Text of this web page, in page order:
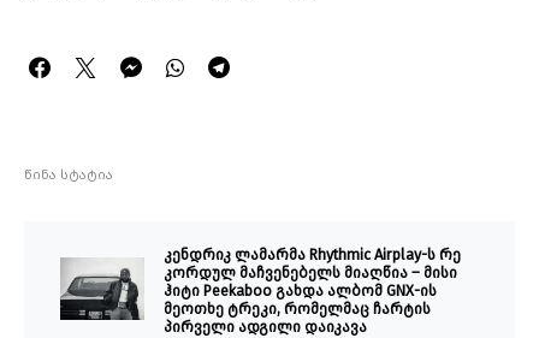
წინა სტატია
კენდრიკ ლამარმა Rhythmic Airplay-ს რე
კორდულ მაჩვენებელს მიაღწია – მისი
ჰიტი Peekaboo გახდა ალბომ GNX-ის
მეოთხე ტრეკი, რომელმაც ჩარტის
პირველი ადგილი დაიკავა